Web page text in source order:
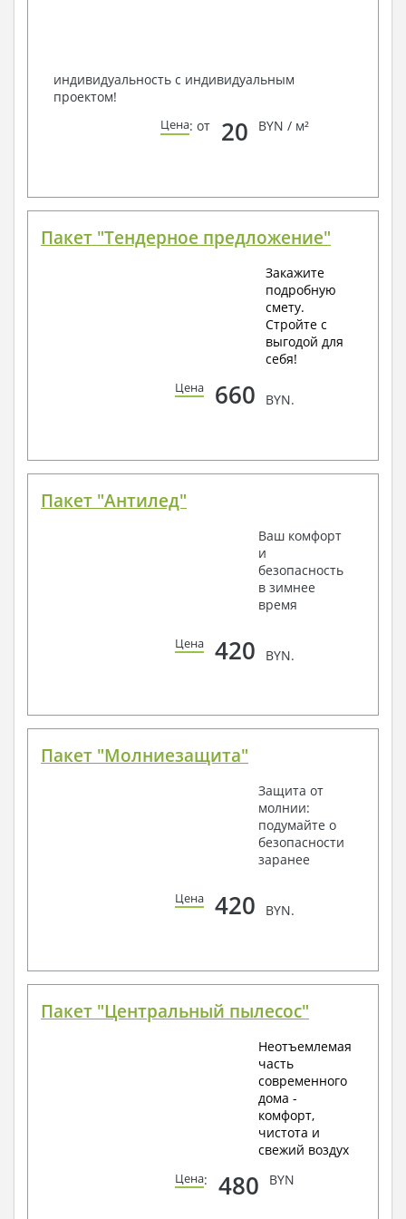
индивидуальность с индивидуальным
проектом!
Цена: от 20 BYN / м²
Пакет "Тендерное предложение"
Закажите
подробную
смету.
Стройте с
выгодой для
себя!
Цена 660 BYN.
Пакет "Антилед"
Ваш комфорт
и
безопасность
в зимнее
время
Цена 420 BYN.
Пакет "Молниезащита"
Защита от
молнии:
подумайте о
безопасности
заранее
Цена 420 BYN.
Пакет "Центральный пылесос"
Неотъемлемая
часть
современного
дома -
комфорт,
чистота и
свежий воздух
Цена: 480 BYN